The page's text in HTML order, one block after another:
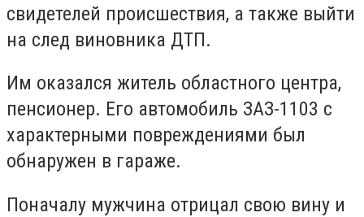
свидетелей происшествия, а также выйти
на след виновника ДТП.
Им оказался житель областного центра,
пенсионер. Его автомобиль ЗАЗ-1103 с
характерными повреждениями был
обнаружен в гараже.
Поначалу мужчина отрицал свою вину и